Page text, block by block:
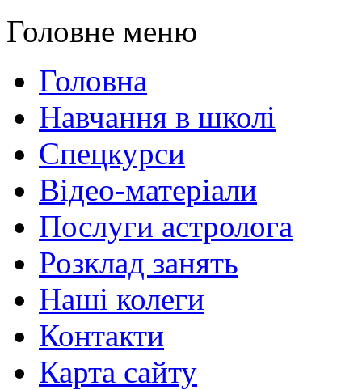
Головне меню
Головна
Навчання в школі
Спецкурси
Відео-матеріали
Послуги астролога
Розклад занять
Наші колеги
Контакти
Карта сайту